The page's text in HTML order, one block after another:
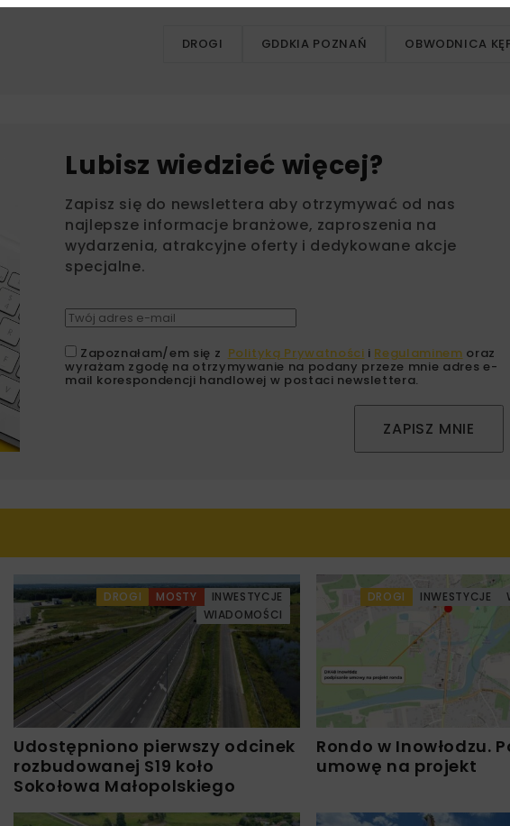
DROGI GDDKIA POZNAŃ OBWODNICA
Lubisz wiedzieć więcej?
Zapisz się do newslettera aby otrzymywać od nas
najlepsze informacje branżowe, zaproszenia na
wydarzenia, atrakcyjne oferty i dedykowane akcje
specjalne.
Zapoznałam/em się z Polityką Prywatności i Regulaminem oraz
wyrażam zgodę na otrzymywanie na podany przeze mnie adres e-
mail korespondencji handlowej w postaci newslettera.
ZAPISZ MNIE
DROGI MOSTY
INWESTYCJE
WIADOMOŚCI
Udostępniono pierwszy odcinek
rozbudowanej S19 koło
Sokołowa Małopolskiego
DROGI INWESTYCJE
Rondo w Inowłodzu.
umowę na projekt